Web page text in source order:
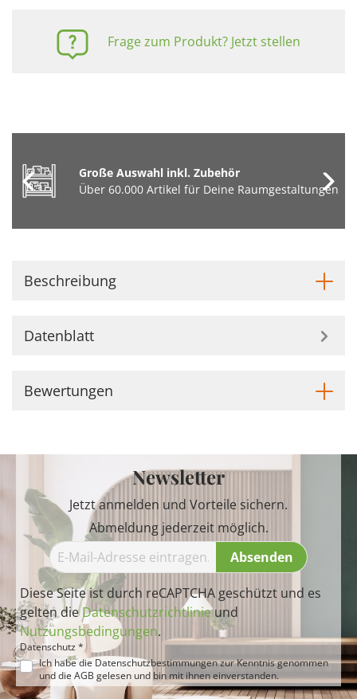
Frage zum Produkt? Jetzt stellen
Große Auswahl inkl. Zubehör
Über 60.000 Artikel für Deine Raumgestaltungen
Beschreibung
Datenblatt
Bewertungen
Newsletter
Jetzt anmelden und Vorteile sichern.
Abmeldung jederzeit möglich.
Absenden
Diese Seite ist durch reCAPTCHA geschützt und es
gelten dieDatenschutzrichtlinieund
Nutzungsbedingungen.
Datenschutz *
Ich habe die Datenschutzbestimmungenzur Kenntnis genommen
und die AGB gelesen und bin mit ihnen einverstanden.